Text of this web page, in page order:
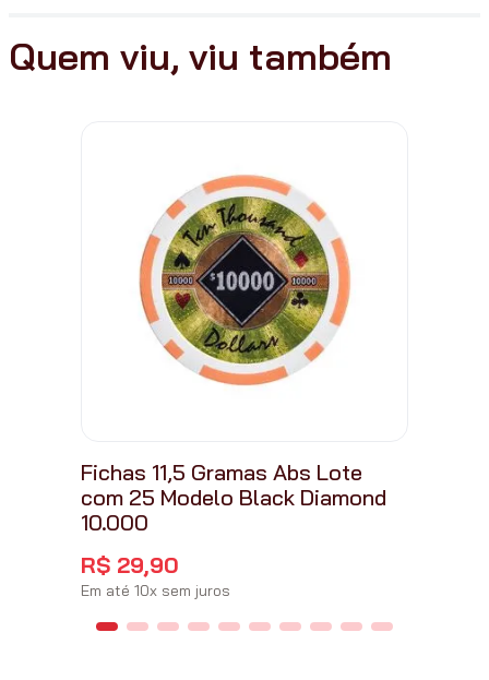
Quem viu, viu também
Fichas 11,5 Gramas Abs Lote
com 25 Modelo Black Diamond
10.000
R$ 29,90
Em até 10x sem juros